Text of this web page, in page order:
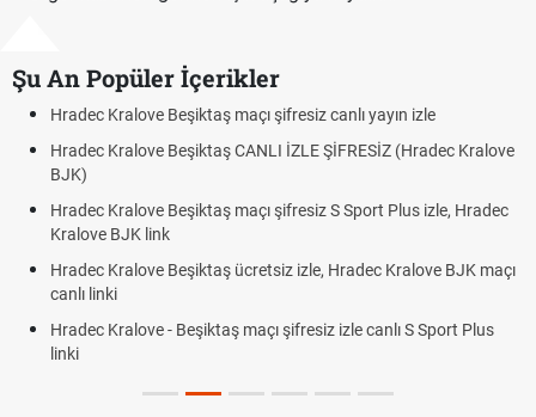
Şu An Popüler İçerikler
Hradec Kralove Beşiktaş maçı şifresiz canlı yayın izle
Hradec Kralove Beşiktaş CANLI İZLE ŞİFRESİZ (Hradec Kralove
BJK)
Hradec Kralove Beşiktaş maçı şifresiz S Sport Plus izle, Hradec
Kralove BJK link
Hradec Kralove Beşiktaş ücretsiz izle, Hradec Kralove BJK maçı
canlı linki
Hradec Kralove - Beşiktaş maçı şifresiz izle canlı S Sport Plus
linki